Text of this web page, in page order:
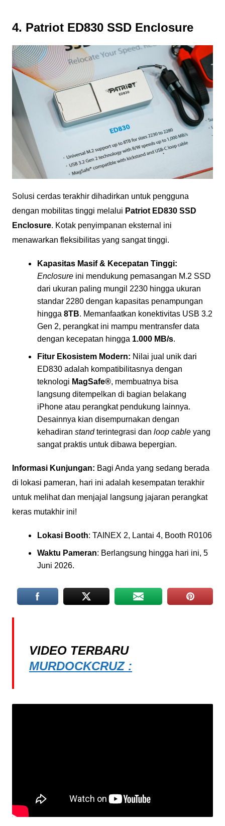
4. Patriot ED830 SSD Enclosure
Solusi cerdas terakhir dihadirkan untuk pengguna
dengan mobilitas tinggi melalui Patriot ED830 SSD
Enclosure. Kotak penyimpanan eksternal ini
menawarkan fleksibilitas yang sangat tinggi.
Kapasitas Masif & Kecepatan Tinggi:
Enclosureini mendukung pemasangan M.2 SSD
dari ukuran paling mungil 2230 hingga ukuran
standar 2280 dengan kapasitas penampungan
hingga 8TB. Memanfaatkan konektivitas USB 3.2
Gen 2, perangkat ini mampu mentransfer data
dengan kecepatan hingga 1.000 MB/s.
Fitur Ekosistem Modern: Nilai jual unik dari
ED830 adalah kompatibilitasnya dengan
teknologi MagSafe®, membuatnya bisa
langsung ditempelkan di bagian belakang
iPhone atau perangkat pendukung lainnya.
Desainnya kian disempurnakan dengan
kehadiran standterintegrasi dan loop cableyang
sangat praktis untuk dibawa bepergian.
Informasi Kunjungan: Bagi Anda yang sedang berada
di lokasi pameran, hari ini adalah kesempatan terakhir
untuk melihat dan menjajal langsung jajaran perangkat
keras mutakhir ini!
Lokasi Booth: TAINEX 2, Lantai 4, Booth R0106
Waktu Pameran: Berlangsung hingga hari ini, 5
Juni 2026.
VIDEO TERBARU
MURDOCKCRUZ :